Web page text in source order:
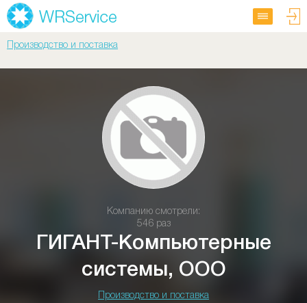
Производство и поставка
Компанию смотрели:
546 раз
ГИГАНТ-Компьютерные
системы, ООО
Производство и поставка